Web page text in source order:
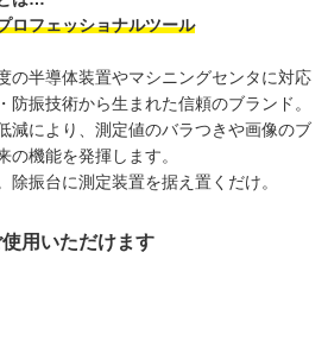
ロフェッショナルツール
の半導体装置やマシニングセンタに対応
防振技術から生まれた信頼のブランド。
減により、測定値のバラつきや画像のブ
の機能を発揮します。
除振台に測定装置を据え置くだけ。
用いただけます